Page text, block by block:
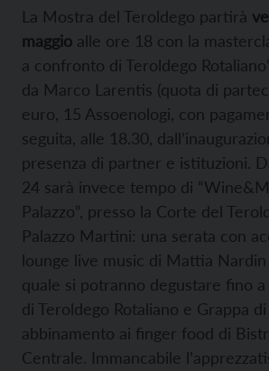
La Mostra del Teroldego partirà
maggio alle ore 18 con la
a confronto di Teroldego
da Marco Larentis (quota di
euro, 15 Assoenologi, con
seguita, alle 18.30,
presenza di partner e istituzioni.
24 sarà invece tempo di
Palazzo”, presso la Corte del
Palazzo Martini: una serata con
lounge live music di Mattia
quale si potranno degustare fino
di Teroldego Rotaliano e Grappa
abbinamento ai finger food di
Centrale. Immancabile